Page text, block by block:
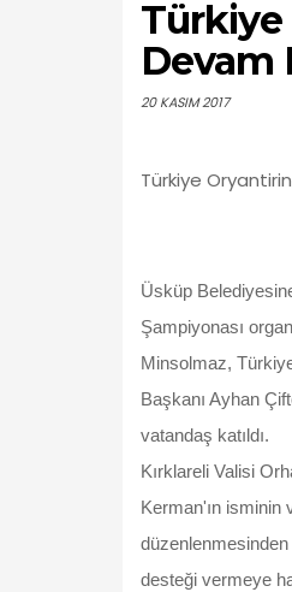
Türkiye
Devam
20 KASIM 2017
Türkiye
Üsküp
Şampiyonası
Minsolmaz,
Başkanı Ayhan
vatandaş katıldı.
Kırklareli Valisi
Kerman'ın isminin
desteği vermeye